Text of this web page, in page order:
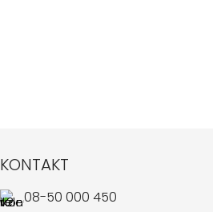
KONTAKT
08-50 000 450